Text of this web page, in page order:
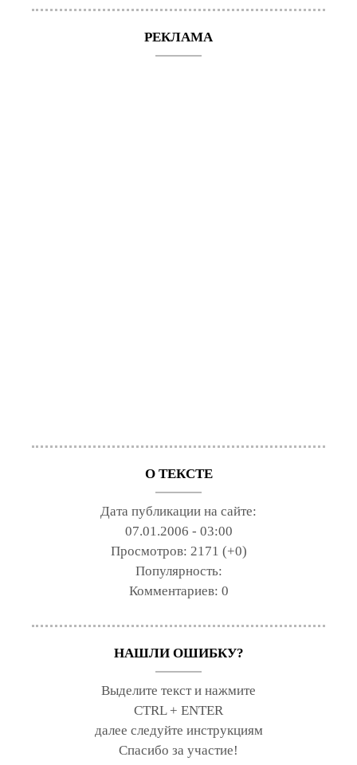
РЕКЛАМА
О ТЕКСТЕ
Дата публикации на сайте:
07.01.2006 - 03:00
Просмотров: 2171 (+0)
Популярность:
Комментариев: 0
НАШЛИ ОШИБКУ?
Выделите текст и нажмите
CTRL + ENTER
далее следуйте инструкциям
Спасибо за участие!